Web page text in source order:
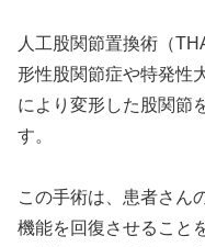
人工股関節置換術（
形性股関節症や特発性
により変形した股関節
す。
この手術は、患者さん
機能を回復させること